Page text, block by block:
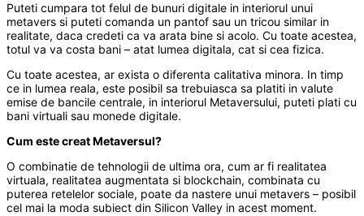
Puteti cumpara tot felul de bunuri digitale in interiorul unui
metavers si puteti comanda un pantof sau un tricou similar in
realitate, daca credeti ca va arata bine si acolo. Cu toate acestea,
totul va va costa bani – atat lumea digitala, cat si cea fizica.
Cu toate acestea, ar exista o diferenta calitativa minora. In timp
ce in lumea reala, este posibil sa trebuiasca sa platiti in valute
emise de bancile centrale, in interiorul Metaversului, puteti plati cu
bani virtuali sau monede digitale.
Cum este creat Metaversul?
O combinatie de tehnologii de ultima ora, cum ar fi realitatea
virtuala, realitatea augmentata si blockchain, combinata cu
puterea retelelor sociale, poate da nastere unui metavers – posibil
cel mai la moda subiect din Silicon Valley in acest moment.